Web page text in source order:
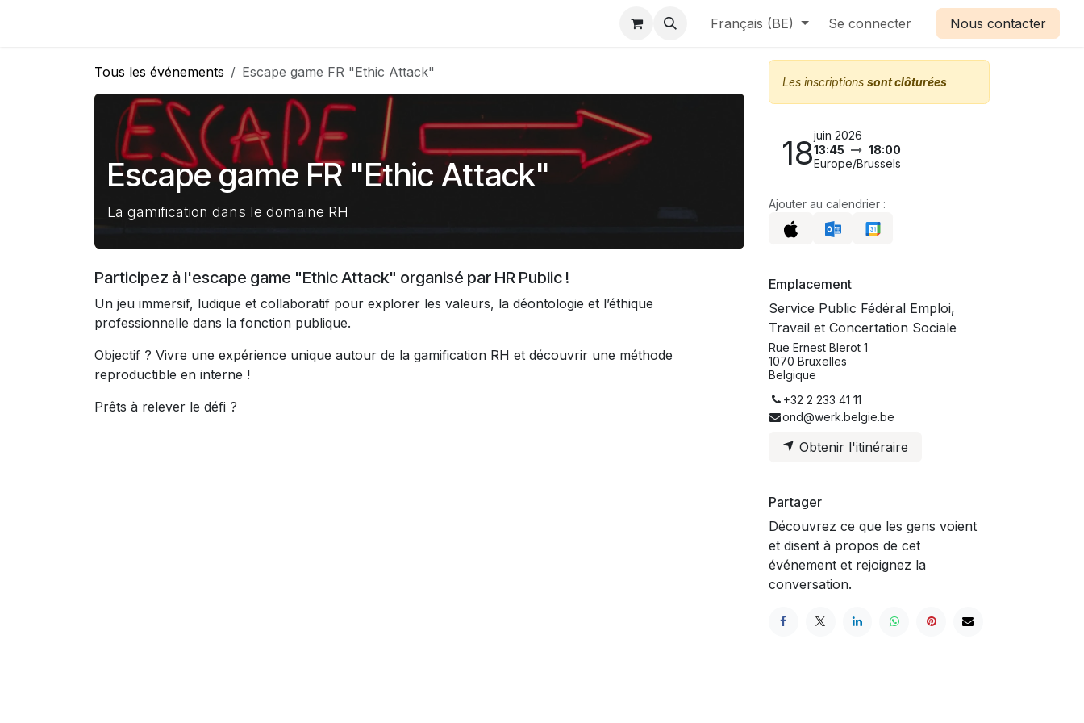
Français (BE) Se connecter Nous contacter
Tous les événements Escape game FR "Ethic Attack"
Escape game FR "Ethic Attack"
La gamification dans le domaine RH
Participez à l'escape game "Ethic Attack" organisé par HR Public !
Un jeu immersif, ludique et collaboratif pour explorer les valeurs, la déontologie et l’éthique
professionnelle dans la fonction publique.
Objectif ? Vivre une expérience unique autour de la gamification RH et découvrir une méthode
reproductible en interne !
Prêts à relever le défi ?
Les inscriptions sont clôturées
18juin 2026
13:45
18:00
Europe/Brussels
Ajouter au calendrier :
Emplacement
Service Public Fédéral Emploi,
Travail et Concertation Sociale
Rue Ernest Blerot 1
1070 Bruxelles
Belgique
+32 2 233 41 11
ond@werk.belgie.be
Obtenir l'itinéraire
Partager
Découvrez ce que les gens voient
et disent à propos de cet
événement et rejoignez la
conversation.